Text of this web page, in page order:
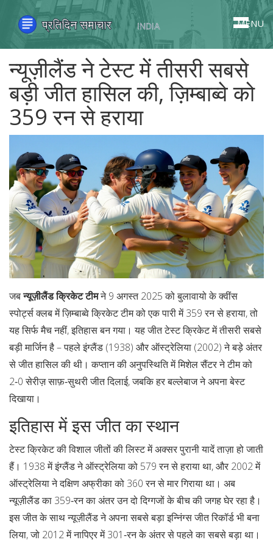
MENU
न्यूज़ीलैंड ने टेस्ट में तीसरी सबसे
बड़ी जीत हासिल की, ज़िम्बाब्वे को
359 रन से हराया
जबन्यूज़ीलैंड क्रिकेट टीमने 9 अगस्त 2025 को बुलावायो केक्वींस
स्पोर्ट्स क्लबमेंज़िम्बाब्वे क्रिकेट टीमको एक पारी में 359 रन से हराया, तो
यह सिर्फ मैच नहीं, इतिहास बन गया। यह जीत टेस्ट क्रिकेट में तीसरी सबसे
बड़ी मार्जिन है – पहले इंग्लैंड (1938) और ऑस्ट्रेलिया (2002) ने बड़े अंतर
से जीत हासिल की थी। कप्तान की अनुपस्थिति मेंमिशेल सैंटरने टीम को
2‑0 सेरीज़ साफ़‑सुथरी जीत दिलाई, जबकि हर बल्लेबाज ने अपना बेस्ट
दिखाया।
इतिहास में इस जीत का स्थान
टेस्ट क्रिकेट की विशाल जीतों की लिस्ट में अक्सर पुरानी यादें ताज़ा हो जाती
हैं। 1938 में इंग्लैंड ने ऑस्ट्रेलिया को 579 रन से हराया था, और 2002 में
ऑस्ट्रेलिया ने दक्षिण अफ्रीका को 360 रन से मार गिराया था। अब
न्यूज़ीलैंड का 359‑रन का अंतर उन दो दिग्गजों के बीच की जगह घेर रहा है।
इस जीत के साथ न्यूज़ीलैंड ने अपना सबसे बड़ा इन्निंग्स जीत रिकॉर्ड भी बना
लिया, जो 2012 में नापिएर में 301‑रन के अंतर से पहले का सबसे बड़ा था।